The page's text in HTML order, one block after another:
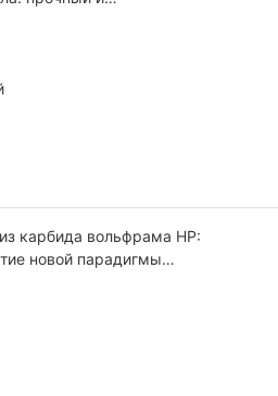
карбида вольфрама HP:
новой парадигмы